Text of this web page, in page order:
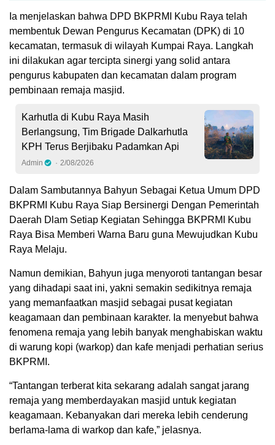
Ia menjelaskan bahwa DPD BKPRMI Kubu Raya telah
membentuk Dewan Pengurus Kecamatan (DPK) di 10
kecamatan, termasuk di wilayah Kumpai Raya. Langkah
ini dilakukan agar tercipta sinergi yang solid antara
pengurus kabupaten dan kecamatan dalam program
pembinaan remaja masjid.
Karhutla di Kubu Raya Masih
Berlangsung, Tim Brigade Dalkarhutla
KPH Terus Berjibaku Padamkan Api
Admin 2/08/2026
Dalam Sambutannya Bahyun Sebagai Ketua Umum DPD
BKPRMI Kubu Raya Siap Bersinergi Dengan Pemerintah
Daerah Dlam Setiap Kegiatan Sehingga BKPRMI Kubu
Raya Bisa Memberi Warna Baru guna Mewujudkan Kubu
Raya Melaju.
Namun demikian, Bahyun juga menyoroti tantangan besar
yang dihadapi saat ini, yakni semakin sedikitnya remaja
yang memanfaatkan masjid sebagai pusat kegiatan
keagamaan dan pembinaan karakter. Ia menyebut bahwa
fenomena remaja yang lebih banyak menghabiskan waktu
di warung kopi (warkop) dan kafe menjadi perhatian serius
BKPRMI.
“Tantangan terberat kita sekarang adalah sangat jarang
remaja yang memberdayakan masjid untuk kegiatan
keagamaan. Kebanyakan dari mereka lebih cenderung
berlama-lama di warkop dan kafe,” jelasnya.